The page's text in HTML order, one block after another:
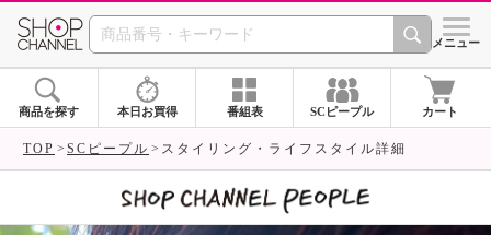
SHOP CHANNEL シメニュー
商品を探す 本日お買得 番組表 SCピープル カート
TOP SCピープル スタイリング・ライフスタイル詳細